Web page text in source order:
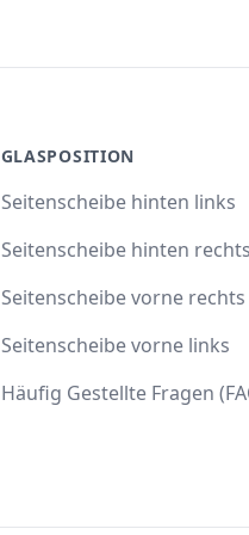
GLASPOSITION
Seitenscheibe hinten links
Seitenscheibe hinten rechts
Seitenscheibe vorne rechts
Seitenscheibe vorne links
Häufig Gestellte Fragen